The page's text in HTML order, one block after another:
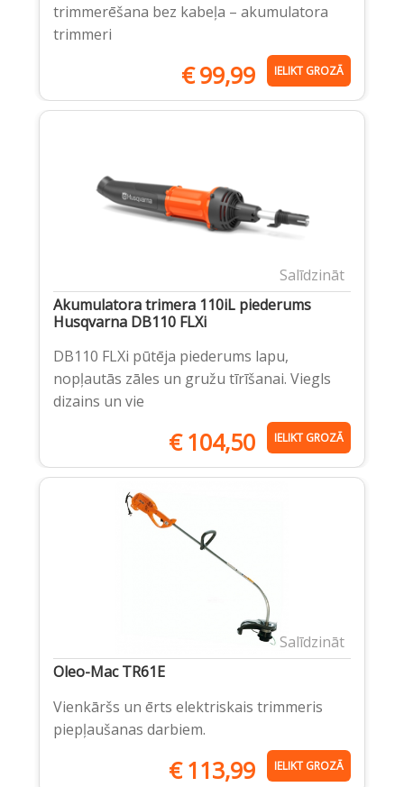
trimmerēšana bez kabeļa – akumulatora
trimmeri
€99,99 IELIKT GROZĀ
Salīdzināt
Akumulatora trimera 110iL piederums
Husqvarna DB110 FLXi
DB110 FLXi pūtēja piederums lapu,
nopļautās zāles un gružu tīrīšanai. Viegls
dizains un vie
€104,50 IELIKT GROZĀ
Salīdzināt
Oleo-Mac TR61E
Vienkāršs un ērts elektriskais trimmeris
piepļaušanas darbiem.
€113,99 IELIKT GROZĀ